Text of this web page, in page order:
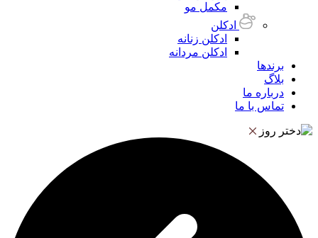
مکمل مو
ادکلن
ادکلن زنانه
ادکلن مردانه
برندها
بلاگ
درباره ما
تماس با ما